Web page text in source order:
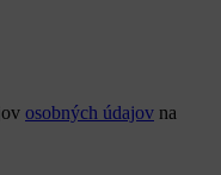
osobných údajov na